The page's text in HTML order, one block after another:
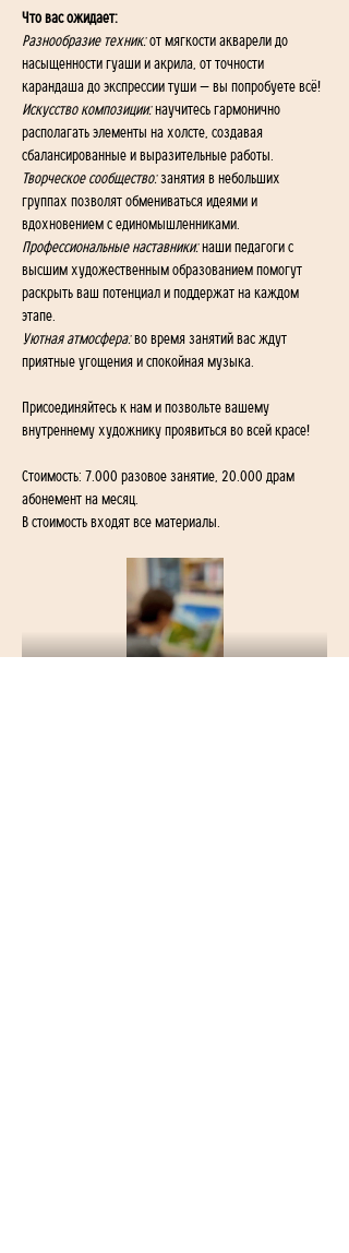
Что вас ожидает:
Разнообразие техник: от мягкости акварели до
насыщенности гуаши и акрила, от точности
карандаша до экспрессии туши — вы попробуете всё!
Искусство композиции: научитесь гармонично
располагать элементы на холсте, создавая
сбалансированные и выразительные работы.
Творческое сообщество: занятия в небольших
группах позволят обмениваться идеями и
вдохновением с единомышленниками.
Профессиональные наставники: наши педагоги с
высшим художественным образованием помогут
раскрыть ваш потенциал и поддержат на каждом
этапе.
Уютная атмосфера: во время занятий вас ждут
приятные угощения и спокойная музыка.
Присоединяйтесь к нам и позвольте вашему
внутреннему художнику проявиться во всей красе!
Стоимость: 7.000 разовое занятие, 20.000 драм
абонемент на месяц.
В стоимость входят все материалы.